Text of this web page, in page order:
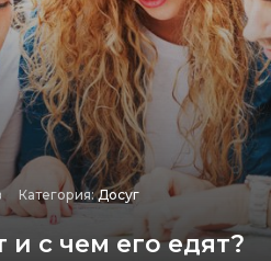
Категория:Досуг
и с чем его едят?